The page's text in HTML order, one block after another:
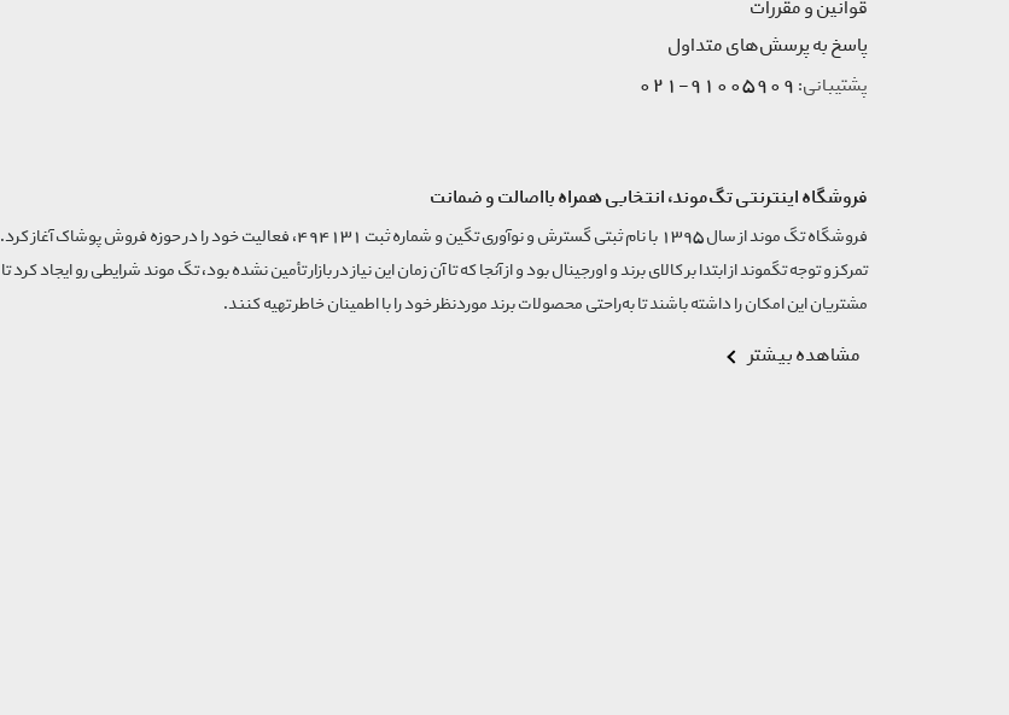
قوانین و مقررات
پاسخ به پرسش‌های متداول
پشتیبانی: 91005909-021
فروشگاه اینترنتی تگ‌موند، انتخابی همراه بااصالت و ضمانت
فروشگاه تگ موند از سال 1395 با نام ثبتی گسترش و نوآوری تگین و شماره ثبت 494131، فعالیت خود را در حوزه فروش پوشاک آغاز کرد.
تمرکز و توجه تگموند از ابتدا بر کالای برند و اورجینال بود و از آنجا که تا آن زمان این نیاز در بازار تأمین نشده بود، تگ موند شرایطی رو ایجاد کرد تا
مشتریان این امکان را داشته باشند تا به‌راحتی محصولات برند مورد‌نظر خود را با اطمینان خاطر تهیه کنند.
مشاهده بیشتر